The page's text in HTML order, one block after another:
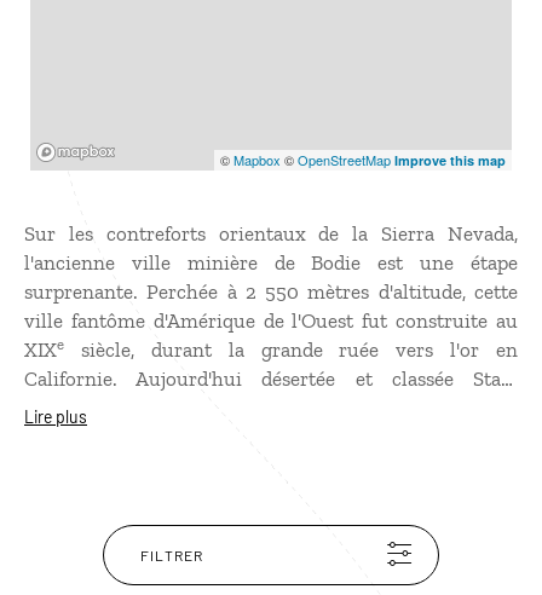
©Mapbox ©OpenStreetMap Improve this map
Sur les contreforts orientaux de la Sierra Nevada,
l'ancienne ville minière de Bodie est une étape
surprenante. Perchée à 2 550 mètres d'altitude, cette
ville fantôme d'Amérique de l'Ouest fut construite au
XIXe
siècle, durant la grande ruée vers l'or en
Californie. Aujourd'hui désertée et classée State
Historic Park et National Historic Park, Bodie est
toute la magie d'une époque révolue grâce aux
intérieurs des maisons et des boutiques, laissés intacts,
tels que lors de leur abandon.
Lire plus
FILTRER